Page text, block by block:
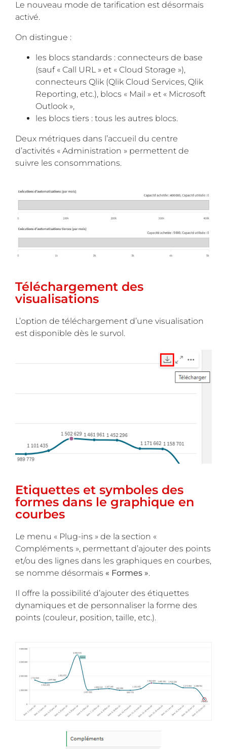
Le nouveau mode de tarification est désormais
activé.
On distingue :
les blocs standards : connecteurs de base
(sauf « Call URL » et « Cloud Storage »),
connecteurs Qlik (Qlik Cloud Services, Qlik
Reporting, etc.), blocs « Mail » et « Microsoft
Outlook »,
les blocs tiers : tous les autres blocs.
Deux métriques dans l’accueil du centre
d’activités « Administration » permettent de
suivre les consommations.
Téléchargement des
visualisations
L’option de téléchargement d’une visualisation
est disponible dès le survol.
Etiquettes et symboles des
formes dans le graphique en
courbes
Le menu « Plug-ins » de la section «
Compléments », permettant d’ajouter des points
et/ou des lignes dans les graphiques en courbes,
se nomme désormais « Formes ».
Il offre la possibilité d’ajouter des étiquettes
dynamiques et de personnaliser la forme des
points (couleur, position, taille, etc.).